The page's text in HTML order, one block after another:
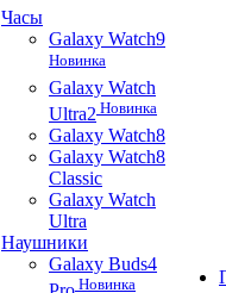
Часы
Galaxy Watch9
Новинка
Galaxy Watch
Ultra2 Новинка
Galaxy Watch8
Galaxy Watch8
Classic
Galaxy Watch
Ultra
Наушники
Galaxy Buds4
Новинка